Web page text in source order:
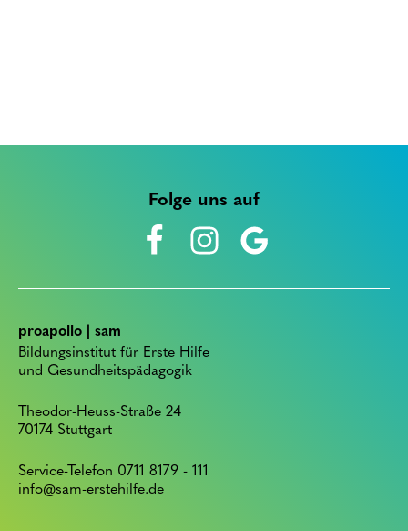
Folge uns auf
proapollo | sam
Bildungsinstitut für Erste Hilfe
und Gesundheitspädagogik
Theodor-Heuss-Straße 24
70174 Stuttgart
Service-Telefon 0711 8179 - 111
info@sam-erstehilfe.de